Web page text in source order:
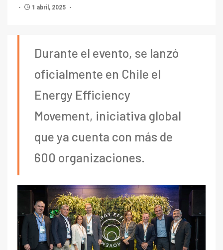
1 abril, 2025
Durante el evento, se lanzó
oficialmente en Chile el
Energy Efficiency
Movement, iniciativa global
que ya cuenta con más de
600 organizaciones.